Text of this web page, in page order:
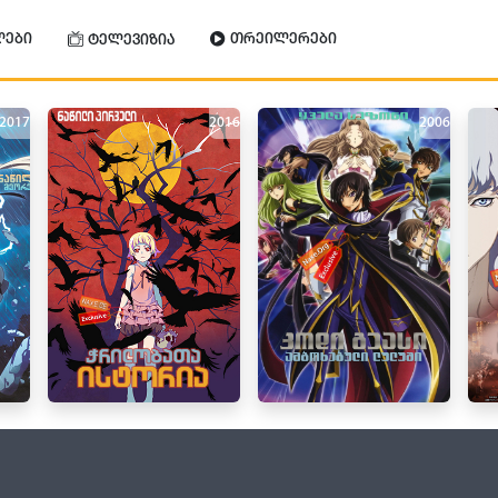
ტელევიზია თრეილერები
2017 2016 2006